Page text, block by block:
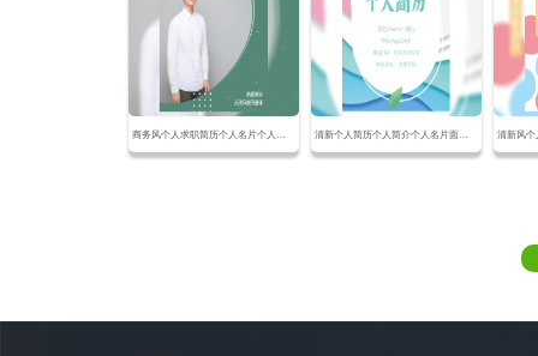
商务风个人求职简历个人名片个人面试简历个人档案 清新个人简历个人简介个人名片面试求职简历